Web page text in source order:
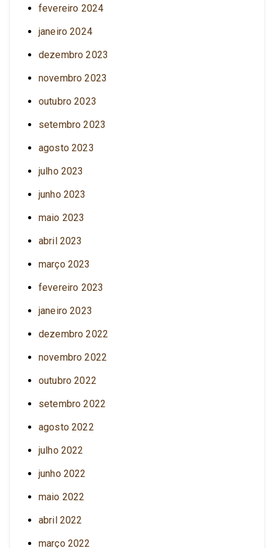
fevereiro 2024
janeiro 2024
dezembro 2023
novembro 2023
outubro 2023
setembro 2023
agosto 2023
julho 2023
junho 2023
maio 2023
abril 2023
março 2023
fevereiro 2023
janeiro 2023
dezembro 2022
novembro 2022
outubro 2022
setembro 2022
agosto 2022
julho 2022
junho 2022
maio 2022
abril 2022
março 2022